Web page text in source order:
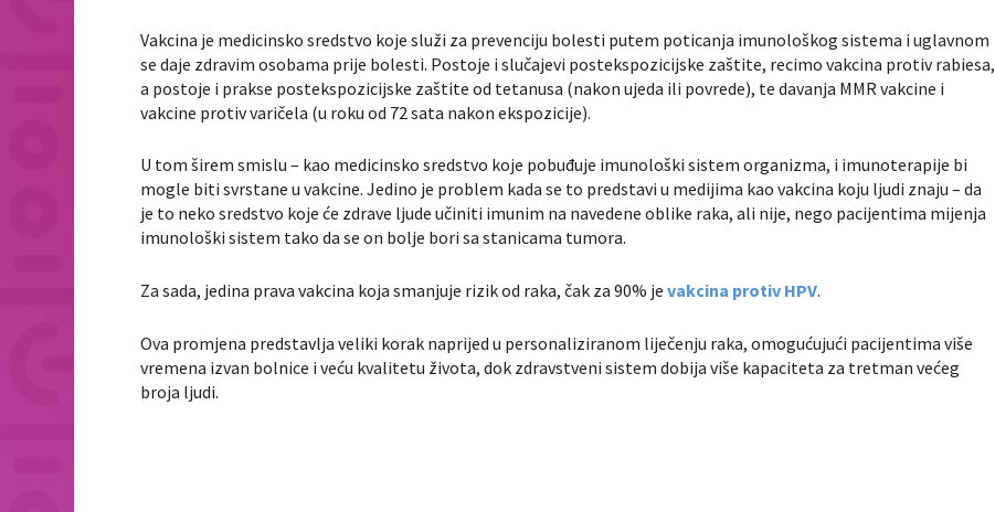
Vakcina je medicinsko sredstvo koje služi za prevenciju bolesti putem poticanja imunološkog sistema i uglavnom
se daje zdravim osobama prije bolesti. Postoje i slučajevi postekspozicijske zaštite, recimo vakcina protiv rabiesa,
a postoje i prakse postekspozicijske zaštite od tetanusa (nakon ujeda ili povrede), te davanja MMR vakcine i
vakcine protiv varičela (u roku od 72 sata nakon ekspozicije).
U tom širem smislu – kao medicinsko sredstvo koje pobuđuje imunološki sistem organizma, i imunoterapije bi
mogle biti svrstane u vakcine. Jedino je problem kada se to predstavi u medijima kao vakcina koju ljudi znaju – da
je to neko sredstvo koje će zdrave ljude učiniti imunim na navedene oblike raka, ali nije, nego pacijentima mijenja
imunološki sistem tako da se on bolje bori sa stanicama tumora.
Za sada, jedina prava vakcina koja smanjuje rizik od raka, čak za 90% jevakcina protiv HPV.
Ova promjena predstavlja veliki korak naprijed u personaliziranom liječenju raka, omogućujući pacijentima više
vremena izvan bolnice i veću kvalitetu života, dok zdravstveni sistem dobija više kapaciteta za tretman većeg
broja ljudi.